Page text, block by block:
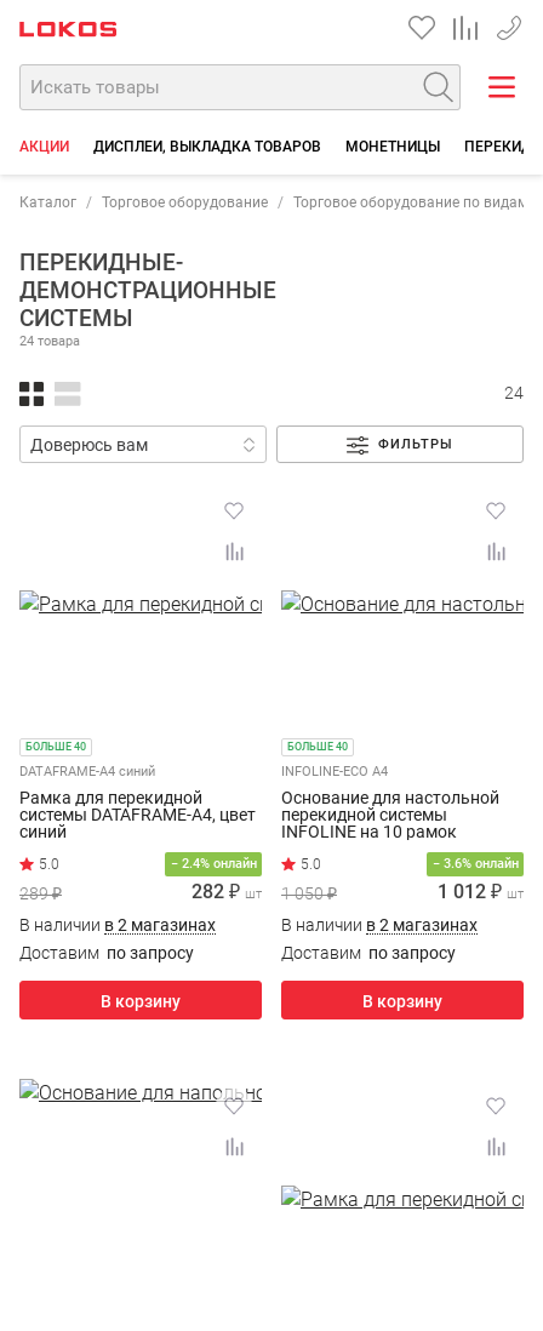
+7
АКЦИИ ДИСПЛЕИ, ВЫКЛАДКА ТОВАРОВ МОНЕТНИЦЫ
Каталог Торговое оборудование Торговое оборудование по видам
ПЕРЕКИДНЫЕ-
ДЕМОНСТРАЦИОННЫЕ
СИСТЕМЫ
24 товара
24
ФИЛЬТРЫ
БОЛЬШЕ 40
DATAFRAME-A4 синий
Рамка для перекидной
системы DATAFRAME-A4, цвет
синий
− 2.4% онлайн
289 ₽ 282 ₽ шт
В наличии в 2 магазинах
Доставим по запросу
В корзину
БОЛЬШЕ 40
INFOLINE-ECO A4
Основание для настольной
перекидной системы
INFOLINE на 10 рамок
− 3.6% онлайн
1 050 ₽ 1 012 ₽ шт
В наличии в 2 магазинах
Доставим по запросу
В корзину